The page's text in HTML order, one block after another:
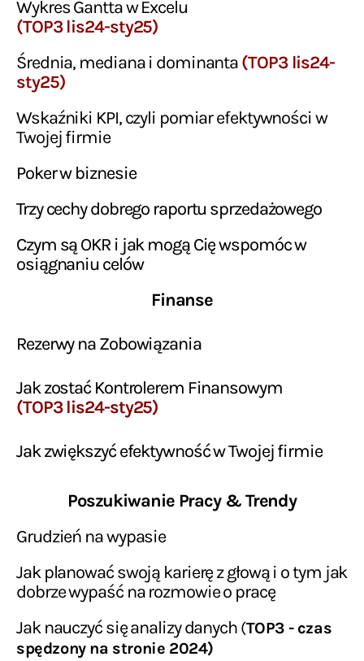
Wykres Gantta w Excelu
(TOP3 lis24-sty25)
Średnia, mediana i dominanta(TOP3 lis24-
sty25)
Wskaźniki KPI, czyli pomiar efektywności w
Twojej firmie
Poker w biznesie
Trzy cechy dobrego raportu sprzedażowego
Czym są OKR i jak mogą Cię wspomóc w
osiągnaniu celów
Finanse
Rezerwy na Zobowiązania
Jak zostać Kontrolerem Finansowym
(TOP3 lis24-sty25)
Jak zwiększyć efektywność w Twojej firmie
Poszukiwanie Pracy & Trendy
Grudzień na wypasie
Jak planować swoją karierę z głową i o tym jak
dobrze wypaść na rozmowie o pracę
Jak nauczyć się analizy danych (TOP3 - czas
spędzony na stronie 2024)